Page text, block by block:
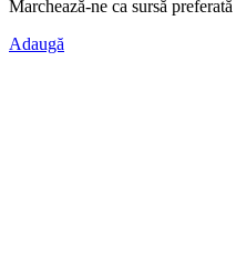
Marchează-ne ca sursă preferată
Adaugă